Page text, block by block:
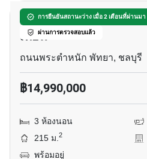
การยืนยันสถานะว่าง เมื่อ 2 เดือนที่ผ่านมา
ผ่านการตรวจสอบแล้ว
เนียวานา เพลส คอนโด
เทียน
ถนนพระตำหนัก พัทยา, ชลบุรี
฿14,990,000
3 ห้องนอน
215 ม.2
พร้อมอยู่